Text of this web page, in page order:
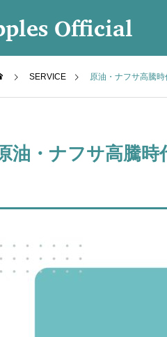
Official
SERVICE 原油・ナフサ高騰
油・ナフサ高騰